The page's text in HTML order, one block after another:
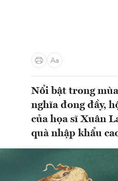
Nổi bật trong
nghĩa đong đầy,
của họa sĩ Xuân
quà nhập khẩu